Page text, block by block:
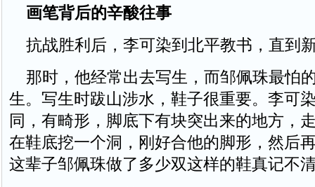
画笔背后的辛酸往事
抗战胜利后，李可染到北平教书，直到
那时，他经常出去写生，而邹佩珠最怕
生。写生时跋山涉水，鞋子很重要。李可
同，有畸形，脚底下有块突出来的地方，
在鞋底挖一个洞，刚好合他的脚形，然后
这辈子邹佩珠做了多少双这样的鞋真记不